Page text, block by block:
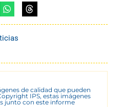
de calidad que pueden
IPS, estas imágenes
junto con este informe